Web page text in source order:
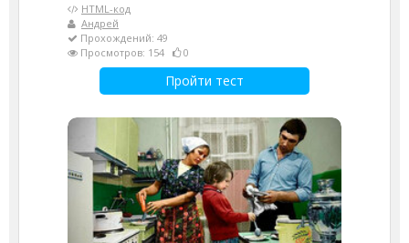
HTML-код
Андрей
Прохождений: 49
Просмотров: 154
0
Пройти тест